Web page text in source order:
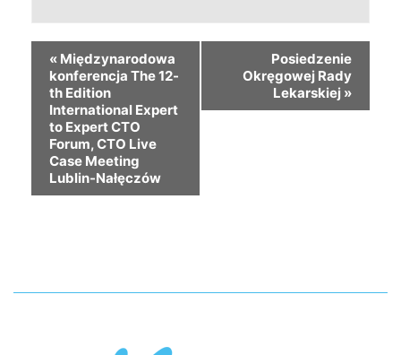
« Międzynarodowa
konferencja The 12-
th Edition
International Expert
to Expert CTO
Forum, CTO Live
Case Meeting
Lublin-Nałęczów
Posiedzenie
Okręgowej Rady
Lekarskiej »